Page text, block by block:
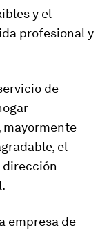
y el
profesional y
de
mayormente
el
dirección
empresa de